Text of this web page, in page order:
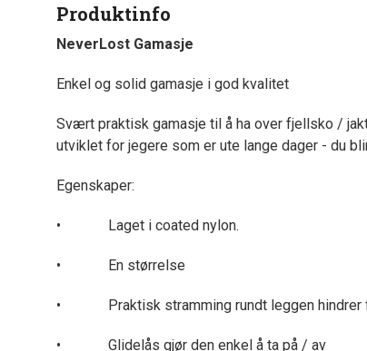
Produktinfo
NeverLost Gamasje
Enkel og solid gamasje i god kvalitet
Svært praktisk gamasje til å ha over fjellsko /
utviklet for jegere som er ute lange dager - du
Egenskaper:
• Laget i coated nylon.
• En størrelse
• Praktisk stramming rundt leggen hindrer
• Glidelås gjør den enkel å ta på / av